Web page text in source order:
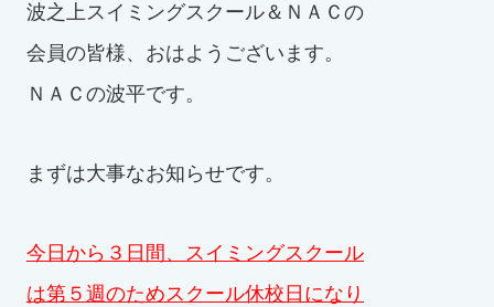
採用情報
お知らせ
お問い合わせ
波之上スイミングスクール＆ＮＡＣの
会員の皆様、おはようございます。
ＮＡＣの波平です。
まずは大事なお知らせです。
今日から３日間、スイミングスクール
は第５週のためスクール休校日になり